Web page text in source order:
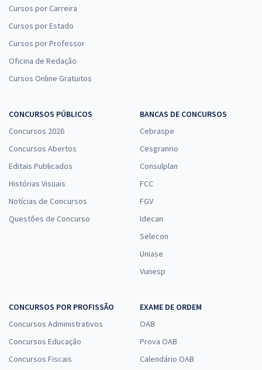
Cursos por Carreira
Cursos por Estado
Cursos por Professor
Oficina de Redação
Cursos Online Gratuitos
CONCURSOS PÚBLICOS
Concursos 2026
Concursos Abertos
Editais Publicados
Histórias Visuais
Notícias de Concursos
Questões de Concurso
BANCAS DE CONCURSOS
Cebraspe
Cesgranrio
Consulplan
FCC
FGV
Idecan
Selecon
Uniase
Vunesp
CONCURSOS POR PROFISSÃO
Concursos Administrativos
Concursos Educação
Concursos Fiscais
EXAME DE ORDEM
OAB
Prova OAB
Calendário OAB